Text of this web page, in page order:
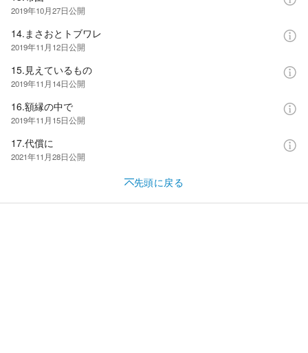
2019年10月27日公開
14.まさおとトブワレ
2019年11月12日公開
15.見えているもの
2019年11月14日公開
16.額縁の中で
2019年11月15日公開
17.代償に
2021年11月28日公開
先頭に戻る